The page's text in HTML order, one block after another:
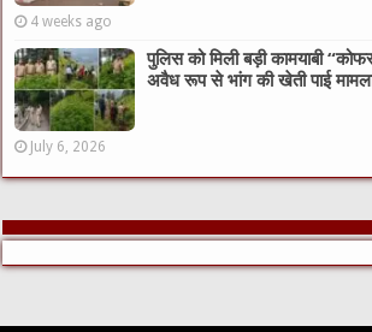
4 weeks ago
पुलिस को मिली बड़ी कामयाबी
अवैध रूप से भांग की खेती पाई
July 6, 2026